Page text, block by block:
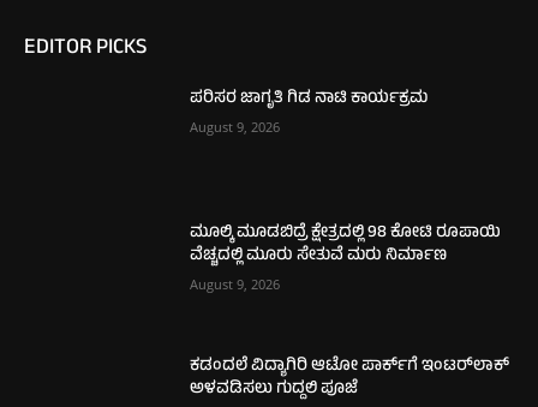
EDITOR PICKS
ಪರಿಸರ ಜಾಗೃತಿ ಗಿಡ ನಾಟಿ ಕಾರ್ಯಕ್ರಮ
August 9, 2026
ಮೂಲ್ಕಿ ಮೂಡಬಿದ್ರೆ ಕ್ಷೇತ್ರದಲ್ಲಿ 98 ಕೋಟಿ ರೂಪಾಯಿ
ವೆಚ್ಚದಲ್ಲಿ ಮೂರು ಸೇತುವೆ ಮರು ನಿರ್ಮಾಣ
August 9, 2026
ಕಡಂದಲೆ ವಿದ್ಯಾಗಿರಿ ಆಟೋ ಪಾರ್ಕ್‌ಗೆ ಇಂಟರ್‌ಲಾಕ್
ಅಳವಡಿಸಲು ಗುದ್ದಲಿ ಪೂಜೆ